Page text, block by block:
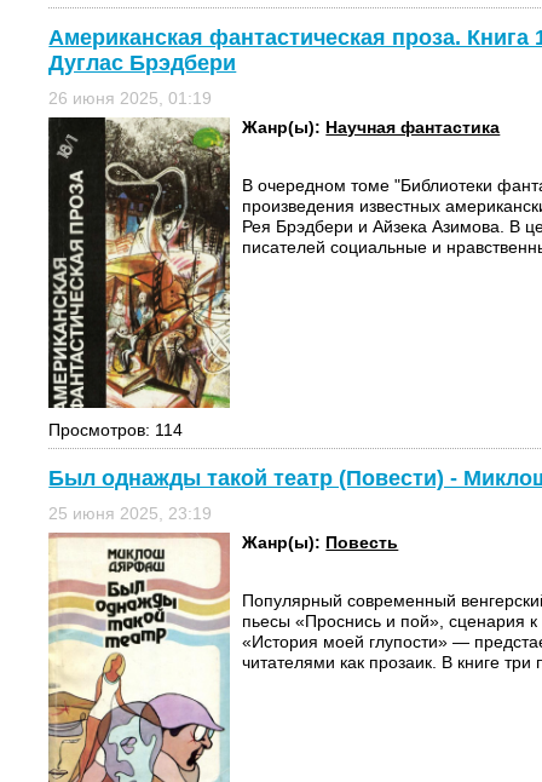
Американская фантастическая проза. Книга
Дуглас Брэдбери
26 июня 2025, 01:19
Жанр(ы): Научная фантастика
В очередном томе "Библиотеки
произведения известных
Рея Брэдбери и Айзека Азимова. В
писателей социальные и
Просмотров: 114
Был однажды такой театр (Повести) -
25 июня 2025, 23:19
Жанр(ы): Повесть
Популярный современный
пьесы «Проснись и пой», сценария
«История моей глупости» —
читателями как прозаик. В книге три